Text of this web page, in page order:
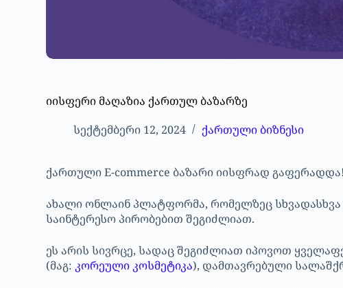
იისფერი მაღაზია ქართულ ბაზარზე
სექტემბერი 12, 2024
ქართული ბიზნესი
ქართული E-commerce ბაზარი იისფრად გაფერადდა!
ახალი ონლაინ პლატფორმა, რომელზეც სხვადასხვა
საინტერესო პირობებით შეგიძლიათ.
ეს არის სივრცე, სადაც შეგიძლიათ იპოვოთ
(მაგ: კორეული კოსმეტიკა), დამთავრებული